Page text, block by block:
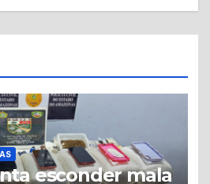
esconder mala